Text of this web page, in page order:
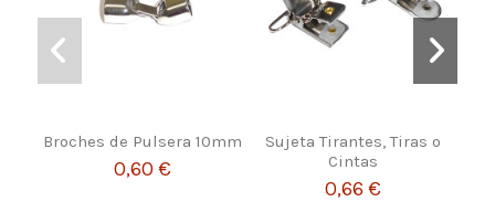
Broches de Pulsera 10mm
0,60 €
Sujeta Tirantes, Tiras o
Cintas
0,66 €